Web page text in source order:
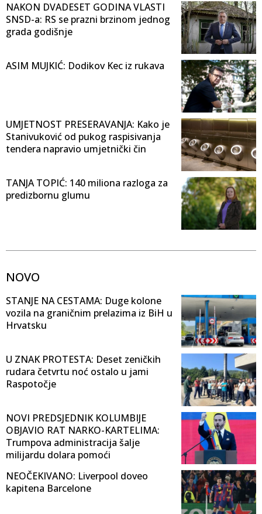
NAKON DVADESET GODINA VLASTI
SNSD-a: RS se prazni brzinom jednog
grada godišnje
ASIM MUJKIĆ: Dodikov Kec iz rukava
UMJETNOST PRESERAVANJA: Kako je
Stanivuković od pukog raspisivanja
tendera napravio umjetnički čin
TANJA TOPIĆ: 140 miliona razloga za
predizbornu glumu
NOVO
STANJE NA CESTAMA: Duge kolone
vozila na graničnim prelazima iz BiH u
Hrvatsku
U ZNAK PROTESTA: Deset zeničkih
rudara četvrtu noć ostalo u jami
Raspotočje
NOVI PREDSJEDNIK KOLUMBIJE
OBJAVIO RAT NARKO-KARTELIMA:
Trumpova administracija šalje
milijardu dolara pomoći
NEOČEKIVANO: Liverpool doveo
kapitena Barcelone